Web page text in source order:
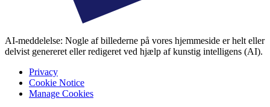
AI-meddelelse: Nogle af billederne på vores hjemmeside er helt eller
delvist genereret eller redigeret ved hjælp af kunstig intelligens (AI).
Privacy
Cookie Notice
Manage Cookies